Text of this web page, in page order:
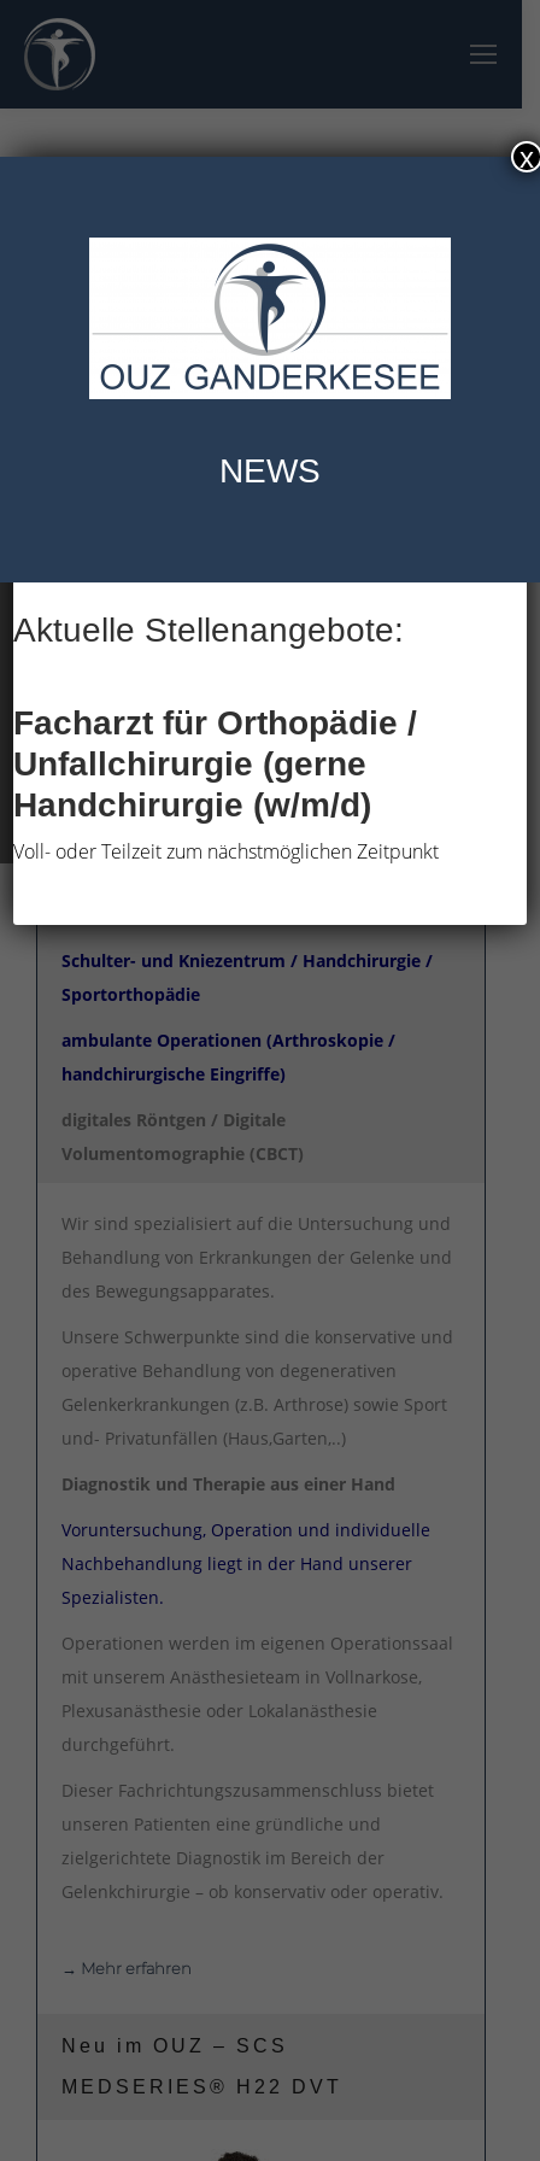
GANDERKESEE
→ WILLKOMMEN AUF UNSERER
INTERNETSEITE
Schulter- und Kniezentrum / Handchirurgie /
Sportorthopädie
ambulante Operationen (Arthroskopie /
handchirurgische Eingriffe)
digitales Röntgen / Digitale
Volumentomographie (CBCT)
Wir sind spezialisiert auf die Untersuchung und
Behandlung von Erkrankungen der Gelenke und
des Bewegungsapparates.
Unsere Schwerpunkte sind die konservative und
operative Behandlung von degenerativen
Gelenkerkrankungen (z.B. Arthrose) sowie Sport
und- Privatunfällen (Haus,Garten,..)
Diagnostik und Therapie aus einer Hand
Voruntersuchung, Operation und individuelle
Nachbehandlung liegt in der Hand unserer
Spezialisten.
Operationen werden im eigenen Operationssaal
mit unserem Anästhesieteam in Vollnarkose,
Plexusanästhesie oder Lokalanästhesie
durchgeführt.
Dieser Fachrichtungszusammenschluss bietet
unseren Patienten eine gründliche und
zielgerichtete Diagnostik im Bereich der
Gelenkchirurgie – ob konservativ oder operativ.
→ Mehr erfahren
Neu im OUZ – SCS
MEDSERIES® H22 DVT
NEWS
Aktuelle Stellenangebote:
Facharzt für Orthopädie /
Unfallchirurgie (gerne
Handchirurgie (w/m/d)
Voll- oder Teilzeit zum nächstmöglichen Zeitpunkt
x